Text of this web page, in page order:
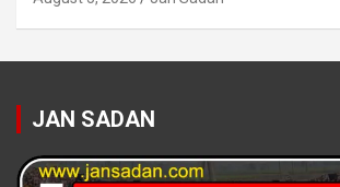
JAN SADAN